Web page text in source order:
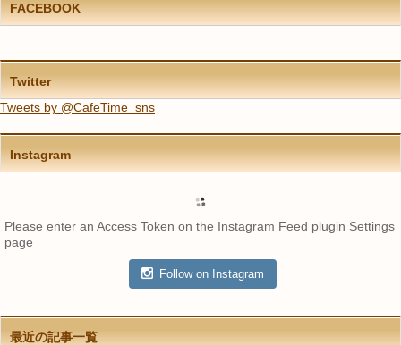
FACEBOOK
Twitter
Tweets by @CafeTime_sns
Instagram
Please enter an Access Token on the Instagram Feed plugin Settings
page
Follow on Instagram
最近の記事一覧